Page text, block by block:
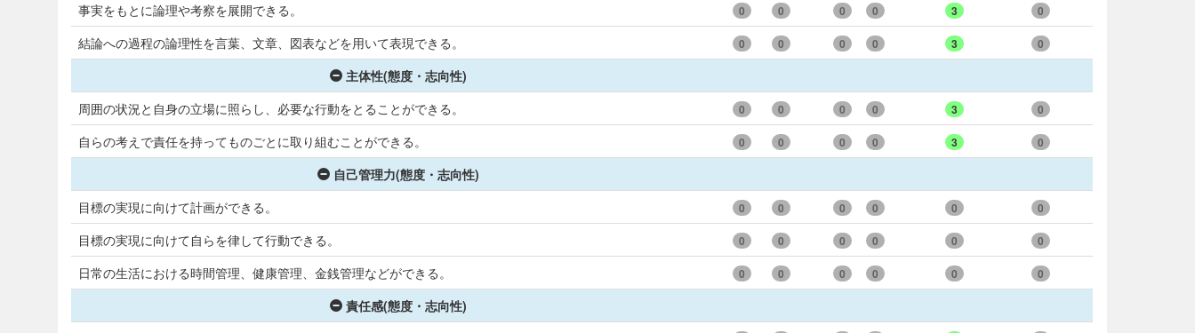
事実をもとに論理や考察を展開できる。 0 0 0 0 3 0
結論への過程の論理性を言葉、文章、図表などを用いて表現できる。 0 0 0 0 3 0
主体性(態度・志向性)
周囲の状況と自身の立場に照らし、必要な行動をとることができる。
0 0 0 0 3 0
自らの考えで責任を持ってものごとに取り組むことができる。 0 0 0 0 3 0
自己管理力(態度・志向性)
目標の実現に向けて計画ができる。
0 0 0 0 0 0
目標の実現に向けて自らを律して行動できる。 0 0 0 0 0 0
日常の生活における時間管理、健康管理、金銭管理などができる。 0 0 0 0 0 0
責任感(態度・志向性)